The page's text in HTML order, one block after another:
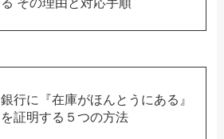
銀行に『在庫がほんとうにある』
を証明する５つの方法